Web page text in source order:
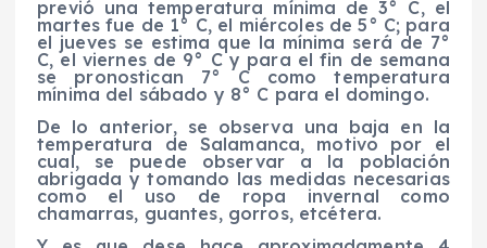
previó una temperatura mínima de 3° C, el
martes fue de 1° C, el miércoles de 5° C; para
el jueves se estima que la mínima será de 7°
C, el viernes de 9° C y para el fin de semana
se pronostican 7° C como temperatura
mínima del sábado y 8° C para el domingo.
De lo anterior, se observa una baja en la
temperatura de Salamanca, motivo por el
cual, se puede observar a la población
abrigada y tomando las medidas necesarias
como el uso de ropa invernal como
chamarras, guantes, gorros, etcétera.